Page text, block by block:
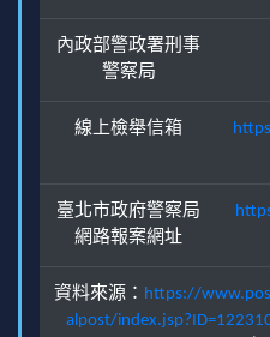
內政部警政署刑事
警察局
線上檢舉信箱
臺北市政府警察局
網路報案網址
資料來源： https://
alpost/